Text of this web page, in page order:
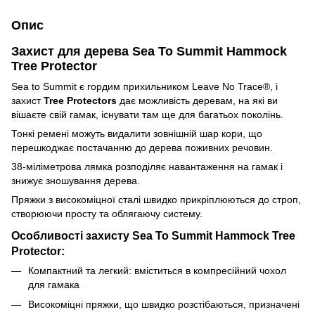
Опис
Захист для дерева Sea To Summit Hammock
Tree Protector
Sea to Summit є гордим прихильником Leave No Trace®, і
захистTree Protectors дає можливість деревам, на які ви
вішаєте свій гамак, існувати там ще для багатьох поколінь.
Тонкі ремені можуть видалити зовнішній шар кори, що
перешкоджає постачанню до дерева поживних речовин.
38-міліметрова лямка розподіляє навантаження на гамак і
знижує зношування дерева.
Пряжки з високоміцної сталі швидко прикріплюються до строп,
створюючи просту та облягаючу систему.
Особливості захисту Sea To Summit Hammock Tree
Protector:
Компактний та легкий: вміститься в компресійний чохол
для гамака
Високоміцні пряжки, що швидко розстібаються, призначені